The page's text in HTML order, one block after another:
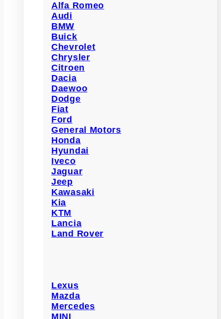
Alfa Romeo
Audi
BMW
Buick
Chevrolet
Chrysler
Citroen
Dacia
Daewoo
Dodge
Fiat
Ford
General Motors
Honda
Hyundai
Iveco
Jaguar
Jeep
Kawasaki
Kia
KTM
Lancia
Land Rover
Lexus
Mazda
Mercedes
MINI